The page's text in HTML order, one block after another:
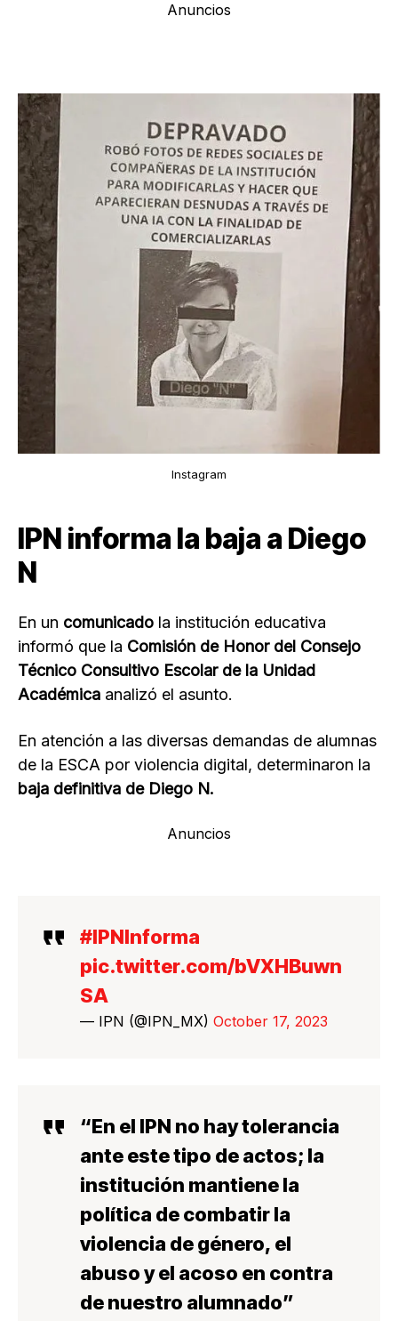
Anuncios
Instagram
IPN informa la baja a Diego
N
En un comunicado la institución educativa
informó que la Comisión de Honor del Consejo
Técnico Consultivo Escolar de la Unidad
Académica analizó el asunto.
En atención a las diversas demandas de alumnas
de la ESCA por violencia digital, determinaron la
baja definitiva de Diego N.
Anuncios
#IPNInforma
pic.twitter.com/bVXHBuwn
SA
— IPN (@IPN_MX) October 17, 2023
“En el IPN no hay tolerancia
ante este tipo de actos; la
institución mantiene la
política de combatir la
violencia de género, el
abuso y el acoso en contra
de nuestro alumnado”